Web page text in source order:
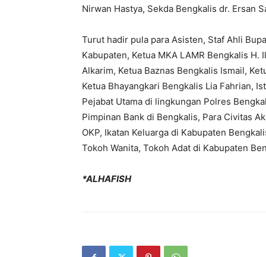
Nirwan Hastya, Sekda Bengkalis dr. Ersan
Turut hadir pula para Asisten, Staf Ahli
Kabupaten, Ketua MKA LAMR Bengkalis H.
Alkarim, Ketua Baznas Bengkalis Ismail,
Ketua Bhayangkari Bengkalis Lia Fahrian,
Pejabat Utama di lingkungan Polres
Pimpinan Bank di Bengkalis, Para Civitas
OKP, Ikatan Keluarga di Kabupaten
Tokoh Wanita, Tokoh Adat di Kabupaten
*ALHAFISH